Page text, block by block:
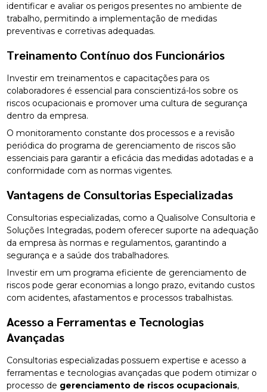
identificar e avaliar os perigos presentes no ambiente de
trabalho, permitindo a implementação de medidas
preventivas e corretivas adequadas.
Treinamento Contínuo dos Funcionários
Investir em treinamentos e capacitações para os
colaboradores é essencial para conscientizá-los sobre os
riscos ocupacionais e promover uma cultura de segurança
dentro da empresa.
O monitoramento constante dos processos e a revisão
periódica do programa de gerenciamento de riscos são
essenciais para garantir a eficácia das medidas adotadas e a
conformidade com as normas vigentes.
Vantagens de Consultorias Especializadas
Consultorias especializadas, como a Qualisolve Consultoria e
Soluções Integradas, podem oferecer suporte na adequação
da empresa às normas e regulamentos, garantindo a
segurança e a saúde dos trabalhadores.
Investir em um programa eficiente de gerenciamento de
riscos pode gerar economias a longo prazo, evitando custos
com acidentes, afastamentos e processos trabalhistas.
Acesso a Ferramentas e Tecnologias
Avançadas
Consultorias especializadas possuem expertise e acesso a
ferramentas e tecnologias avançadas que podem otimizar o
processo de gerenciamento de riscos ocupacionais,